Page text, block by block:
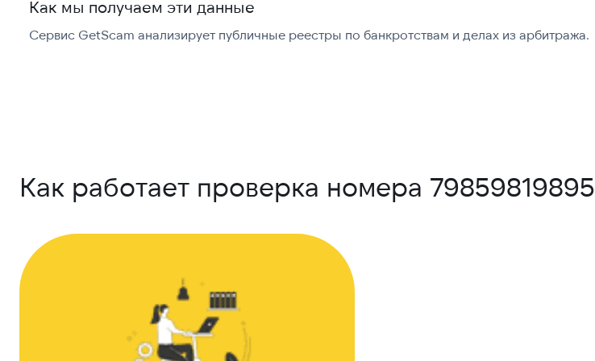
Как мы получаем эти данные
Сервис GetScam анализирует публичные реестры по банкротствам и делах из арбитража.
Как работает проверка номера 79859819895